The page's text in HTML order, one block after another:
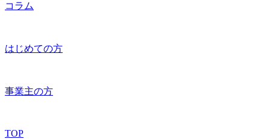
コラム
はじめての方
事業主の方
TOP